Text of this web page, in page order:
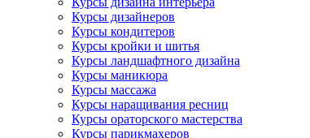
Курсы дизайнеров
Курсы кондитеров
Курсы кройки и шитья
Курсы ландшафтного дизайна
Курсы маникюра
Курсы массажа
Курсы наращивания ресниц
Курсы ораторского мастерства
Курсы парикмахеров